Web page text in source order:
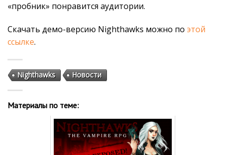
«пробник» понравится аудитории.
Скачать демо-версию Nighthawks можно по этой
ссылке.
Nighthawks Новости
Материалы по теме: